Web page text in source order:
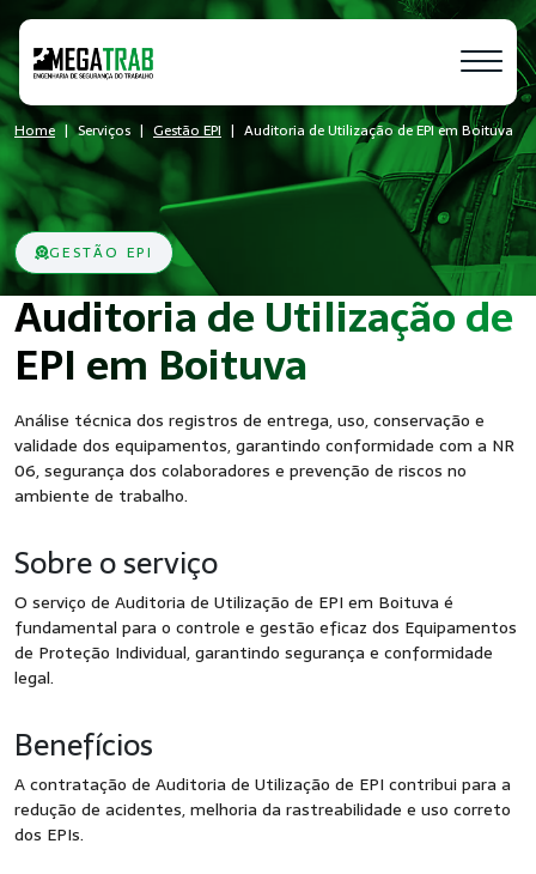
Home Serviços Gestão EPI Auditoria de Utilização de EPI em Boituva
GESTÃO EPI
Auditoria de Utilização de
EPI em Boituva -
Análise técnica dos registros de entrega, uso, conservação e
validade dos equipamentos, garantindo conformidade com a NR
06, segurança dos colaboradores e prevenção de riscos no
ambiente de trabalho.
Sobre o serviço
O serviço de Auditoria de Utilização de EPI em Boituva é
fundamental para o controle e gestão eficaz dos Equipamentos
de Proteção Individual, garantindo segurança e conformidade
legal.
Benefícios
A contratação de Auditoria de Utilização de EPI contribui para a
redução de acidentes, melhoria da rastreabilidade e uso correto
dos EPIs.